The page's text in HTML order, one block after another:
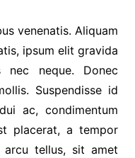
venenatis. Aliquam
ipsum elit gravida
neque. Donec
Suspendisse id
ac, condimentum
placerat, a tempor
arcu tellus, sit amet